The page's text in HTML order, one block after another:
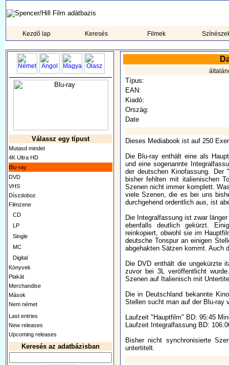
Kezdő lap Keresés Filmek
Válassz egy típust
Mutasd mindet
4K Ultra HD
Blu-ray
DVD
VHS
Díszdoboz
Filmzene
CD
LP
Single
MC
Digital
Könyvek
Plakát
Merchandise
Mások
Nem német
Last entries
New releases
Upcoming releases
Keresés az adatbázisban
Típus:
EAN:
Kiadó:
Ország:
Date
Dieses Mediabook ist auf 250
Die Blu-ray enthält eine als
und eine sogenannte
der deutschen Kinofassung.
bisher fehlten mit italienischen
Szenen nicht immer komplett.
viele Szenen, die es bei uns
durchgehend ordentlich aus, ist
Die Integralfassung ist zwar
ebenfalls deutlich gekürzt.
reinkopiert, obwohl sie im
deutsche Tonspur an einigen
abgehakten Sätzen kommt. Auch
Die DVD enthält die ungekürzte
zuvor bei 3L veröffentlicht
Szenen auf Italienisch mit
Die in Deutschland bekannte
Stellen sucht man auf der Blu-ray
Laufzeit "Hauptfilm" BD: 95:45
Laufzeit Integralfassung BD:
Bisher nicht synchronisierte
untertitelt.